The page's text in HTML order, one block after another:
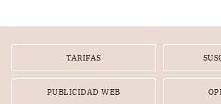
por la frustrada realización de un meet
TARIFAS
PUBLICIDAD WEB